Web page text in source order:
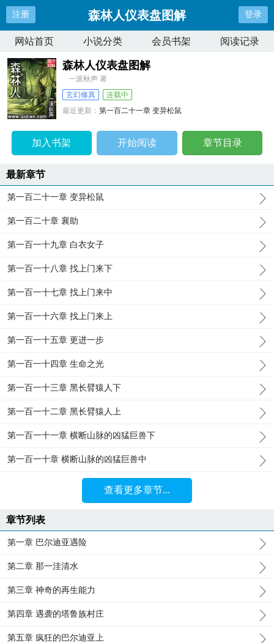
注册 森林人仪表盘图解 登录
网站首页 小说分类 会员书架 阅读记录
森林人仪表盘图解
一派秋声 著
玄幻修真
连载中
最近更新：第一百二十一章 变异松鼠
加入书架 开始阅读 章节目录
最新章节
第一百二十一章 变异松鼠
第一百二十章 襄助
第一百一十九章 白衣女子
第一百一十八章 找上门来下
第一百一十七章 找上门来中
第一百一十六章 找上门来上
第一百一十五章 更进一步
第一百一十四章 生命之光
第一百一十三章 黑长臂猿人下
第一百一十二章 黑长臂猿人上
第一百一十一章 横断山脉的凶猛巨兽下
第一百一十章 横断山脉的凶猛巨兽中
查看更多章节...
章节列表
第一章 巴尔迪亚遇险
第二章 那一洼清水
第三章 神奇的再生能力
第四章 遇袭的塔鲁族村庄
第五章 疯狂的巴尔迪亚上